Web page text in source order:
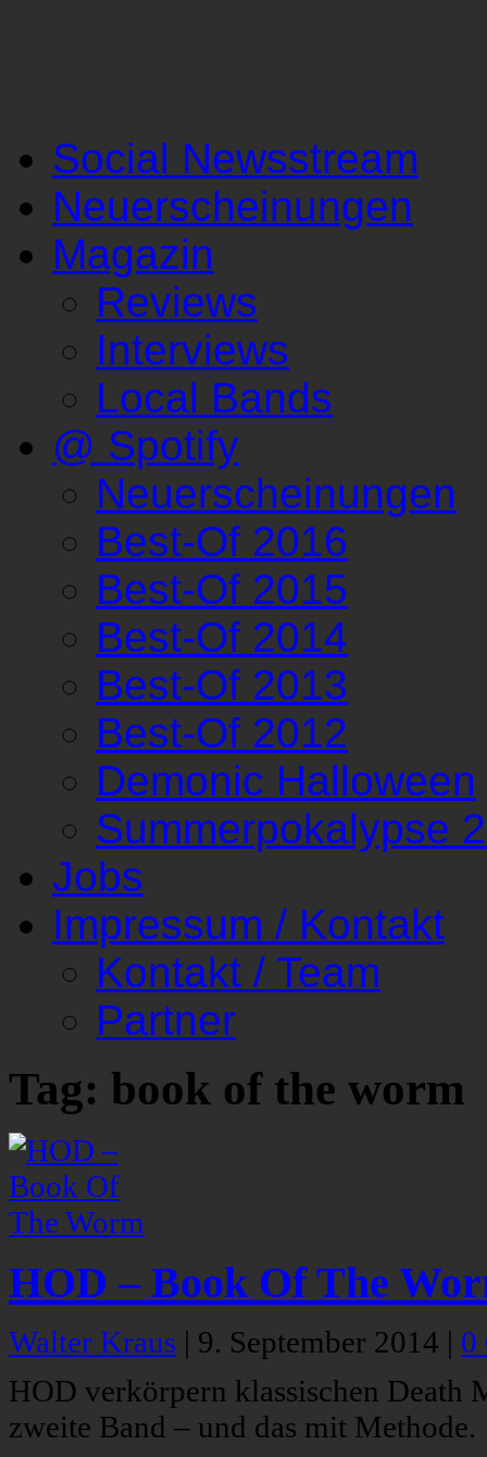
Social Newsstream
Neuerscheinungen
Magazin
Reviews
Interviews
Local Bands
@ Spotify
Neuerscheinungen
Best-Of 2016
Best-Of 2015
Best-Of 2014
Best-Of 2013
Best-Of 2012
Demonic Halloween
Summerpokalypse
Jobs
Impressum / Kontakt
Kontakt / Team
Partner
Tag: book of the worm
HOD – Book Of The
Walter Kraus | 9. September 2014 | 0
HOD verkörpern klassischen Death
zweite Band – und das mit Methode.